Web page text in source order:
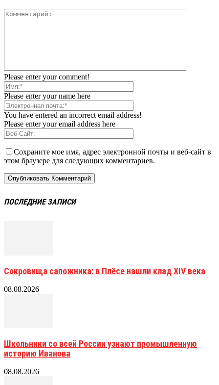
Please enter your comment!
Please enter your name here
You have entered an incorrect email address!
Please enter your email address here
Сохраните мое имя, адрес электронной почты и веб-сайт в
этом браузере для следующих комментариев.
ПОСЛЕДНИЕ ЗАПИСИ
Сокровища сапожника: в Плёсе нашли клад XIV века
08.08.2026
Школьники со всей России узнают промышленную
историю Иванова
08.08.2026